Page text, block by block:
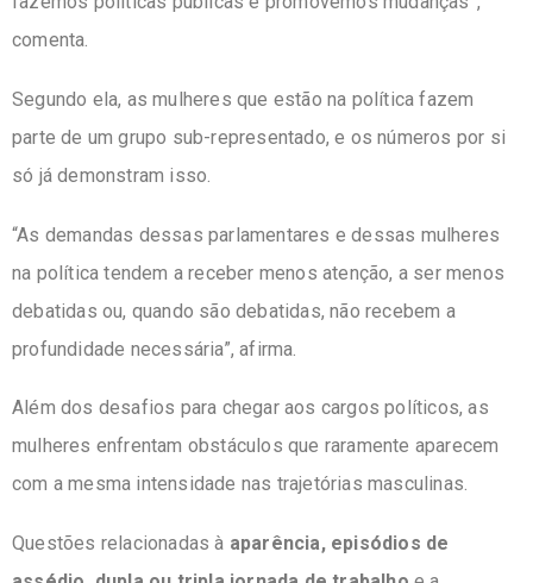
comenta.
Segundo ela, as mulheres que estão na política fazem
parte de um grupo sub-representado, e os números por si
só já demonstram isso.
“As demandas dessas parlamentares e dessas mulheres
na política tendem a receber menos atenção, a ser menos
debatidas ou, quando são debatidas, não recebem a
profundidade necessária”, afirma.
Além dos desafios para chegar aos cargos políticos, as
mulheres enfrentam obstáculos que raramente aparecem
com a mesma intensidade nas trajetórias masculinas.
Questões relacionadas à aparência, episódios de